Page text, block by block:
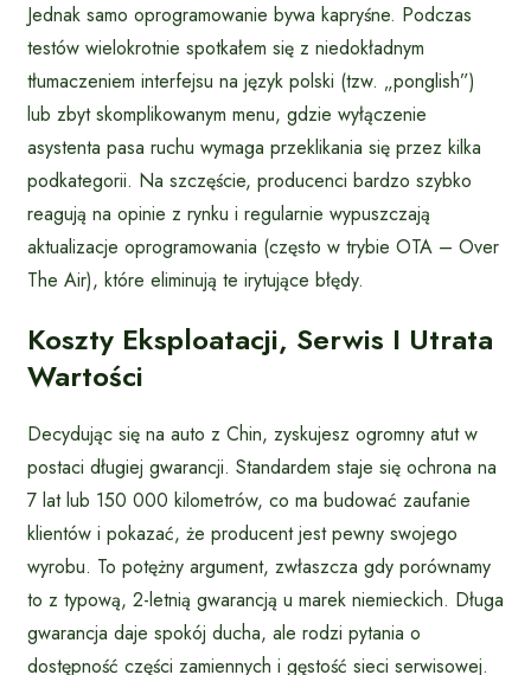
Jednak samo oprogramowanie bywa kapryśne. Podczas
testów wielokrotnie spotkałem się z niedokładnym
tłumaczeniem interfejsu na język polski (tzw. „ponglish”)
lub zbyt skomplikowanym menu, gdzie wyłączenie
asystenta pasa ruchu wymaga przeklikania się przez kilka
podkategorii. Na szczęście, producenci bardzo szybko
reagują na opinie z rynku i regularnie wypuszczają
aktualizacje oprogramowania (często w trybie OTA – Over
The Air), które eliminują te irytujące błędy.
Koszty Eksploatacji, Serwis I Utrata
Wartości
Decydując się na auto z Chin, zyskujesz ogromny atut w
postaci długiej gwarancji. Standardem staje się ochrona na
7 lat lub 150 000 kilometrów, co ma budować zaufanie
klientów i pokazać, że producent jest pewny swojego
wyrobu. To potężny argument, zwłaszcza gdy porównamy
to z typową, 2-letnią gwarancją u marek niemieckich. Długa
gwarancja daje spokój ducha, ale rodzi pytania o
dostępność części zamiennych i gęstość sieci serwisowej.